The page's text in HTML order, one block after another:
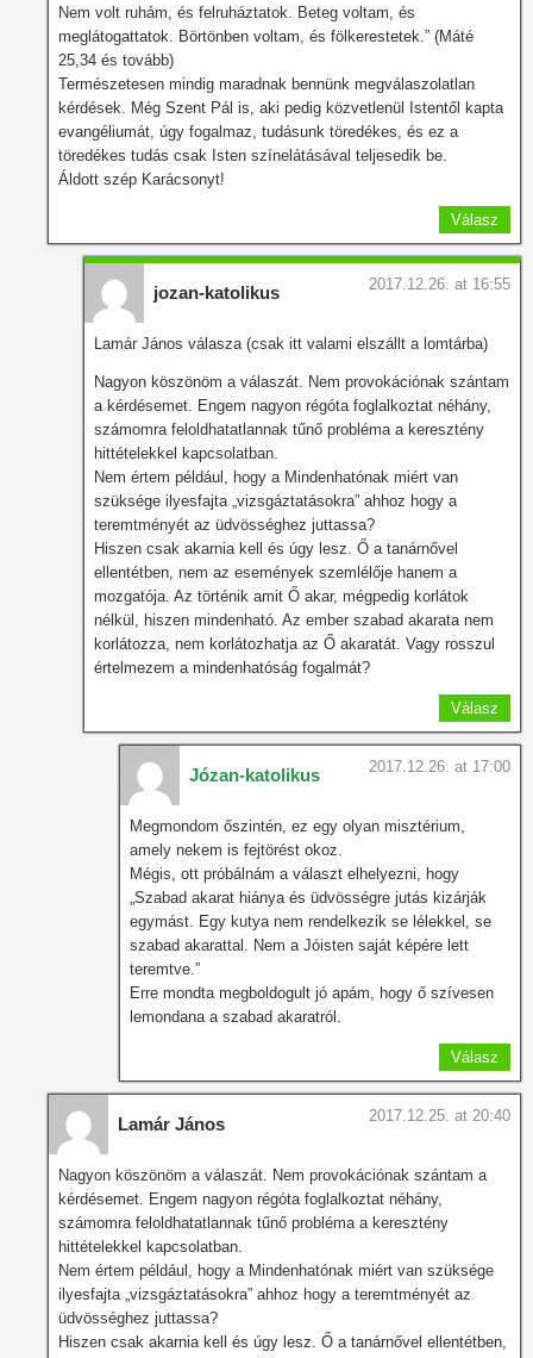
Nem volt ruhám, és felruháztatok. Beteg voltam, és
meglátogattatok. Börtönben voltam, és fölkerestetek.” (Máté
25,34 és tovább)
Természetesen mindig maradnak bennünk megválaszolatlan
kérdések. Még Szent Pál is, aki pedig közvetlenül Istentől kapta
evangéliumát, úgy fogalmaz, tudásunk töredékes, és ez a
töredékes tudás csak Isten színelátásával teljesedik be.
Áldott szép Karácsonyt!
Válasz
jozan-katolikus 2017.12.26. at 16:55
Lamár János válasza (csak itt valami elszállt a lomtárba)
Nagyon köszönöm a válaszát. Nem provokációnak szántam
a kérdésemet. Engem nagyon régóta foglalkoztat néhány,
számomra feloldhatatlannak tűnő probléma a keresztény
hittételekkel kapcsolatban.
Nem értem például, hogy a Mindenhatónak miért van
szüksége ilyesfajta „vizsgáztatásokra” ahhoz hogy a
teremtményét az üdvösséghez juttassa?
Hiszen csak akarnia kell és úgy lesz. Ő a tanárnővel
ellentétben, nem az események szemlélője hanem a
mozgatója. Az történik amit Ő akar, mégpedig korlátok
nélkül, hiszen mindenható. Az ember szabad akarata nem
korlátozza, nem korlátozhatja az Ő akaratát. Vagy rosszul
értelmezem a mindenhatóság fogalmát?
Válasz
Józan-katolikus 2017.12.26. at 17:00
Megmondom őszintén, ez egy olyan misztérium,
amely nekem is fejtörést okoz.
Mégis, ott próbálnám a választ elhelyezni, hogy
„Szabad akarat hiánya és üdvösségre jutás kizárják
egymást. Egy kutya nem rendelkezik se lélekkel, se
szabad akarattal. Nem a Jóisten saját képére lett
teremtve.”
Erre mondta megboldogult jó apám, hogy ő szívesen
lemondana a szabad akaratról.
Válasz
Lamár János 2017.12.25. at 20:40
Nagyon köszönöm a válaszát. Nem provokációnak szántam a
kérdésemet. Engem nagyon régóta foglalkoztat néhány,
számomra feloldhatatlannak tűnő probléma a keresztény
hittételekkel kapcsolatban.
Nem értem például, hogy a Mindenhatónak miért van szüksége
ilyesfajta „vizsgáztatásokra” ahhoz hogy a teremtményét az
üdvösséghez juttassa?
Hiszen csak akarnia kell és úgy lesz. Ő a tanárnővel ellentétben,